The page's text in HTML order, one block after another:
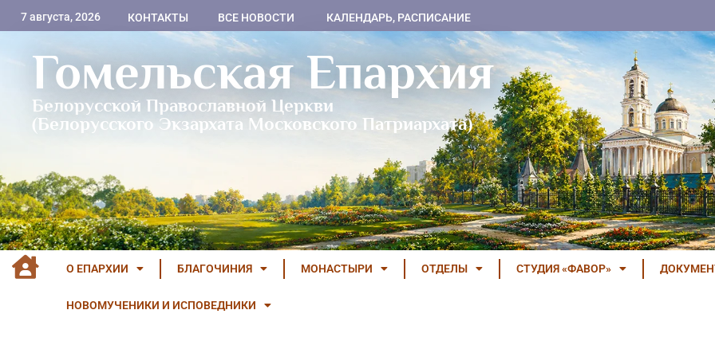
7 августа, 2026 КОНТАКТЫ ВСЕ НОВОСТИ КАЛЕНДАРЬ, РАСПИСАНИЕ
Гомельская Епархия
Белорусской Православной Церкви
(Белорусского Экзархата Московского Патриархата)
О ЕПАРХИИ БЛАГОЧИНИЯ МОНАСТЫРИ ОТДЕЛЫ СТУДИЯ «ФАВОР»
НОВОМУЧЕНИКИ И ИСПОВЕДНИКИ